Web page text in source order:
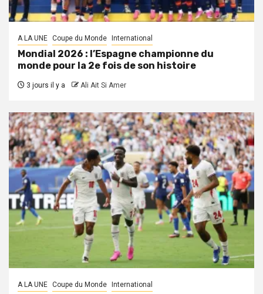
A LA UNE Coupe du Monde International
Mondial 2026 : l’Espagne championne du
monde pour la 2e fois de son histoire
3 jours il y a Ali Ait Si Amer
A LA UNE Coupe du Monde International